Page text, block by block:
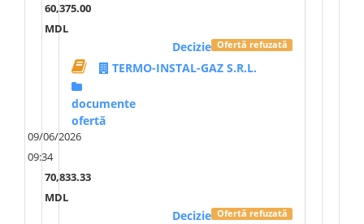
60,375.00
MDL
Ofertă refuzată
Decizie
TERMO-INSTAL-GAZ S.R.L.
documente
ofertă
09/06/2026
09:34
70,833.33
MDL
Ofertă refuzată
Decizie